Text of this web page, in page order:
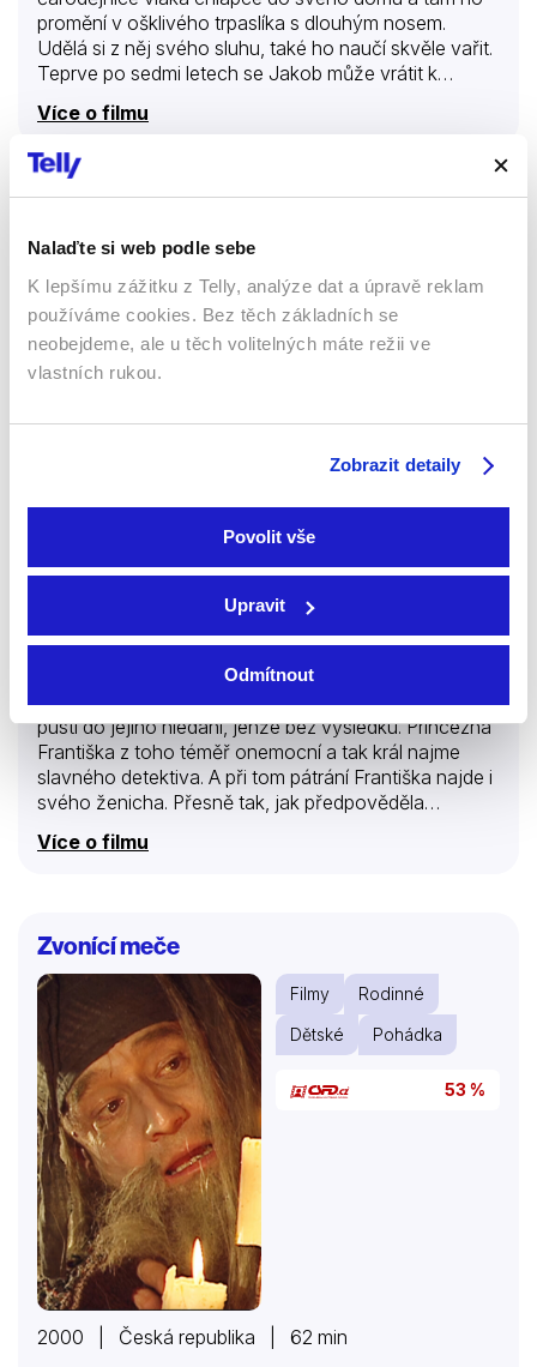
Nalaďte si web podle sebe
K lepšímu zážitku z Telly, analýze dat a úpravě reklam
používáme cookies. Bez těch základních se
neobejdeme, ale u těch volitelných máte režii ve
vlastních rukou.
Zobrazit detaily
Povolit vše
Upravit
Odmítnout
promění v ošklivého trpaslíka s dlouhým nosem.
Udělá si z něj svého sluhu, také ho naučí skvěle vařit.
Teprve po sedmi letech se Jakob může vrátit k
najde práci jako kuchař na zámku vévody Aloise,
který je jeho kuchařskými výtvory naprosto nadšen.
Najde tam spřízněnou duši – je to husa Mimi, která se
stane jeho nerozlučnou kamarádkou. Vévoda Alois
svatební jídlo si urozený pár objednal Jacobovu
zvláštní paštiku. Čarodějnice ho naučila dávat do
paštiky zvláštní…
Více o filmu
Dětské
1983 | Československo | 38 min
Krásná princezna si zamiluje černou kočku Jůru,
kterou jí přinesla stařenka z chaloupky. Kočička se
však jednoho dne někam zaběhne. Celé království se
pustí do jejího hledání, jenže bez výsledku. Princezna
Františka z toho téměř onemocní a tak král najme
slavného detektiva. A při tom pátrání Františka najde i
svého ženicha. Přesně tak, jak předpověděla
královská babička… Televizní pohádka podle námětu
Karla Čapka byla natočena v roce 1983 a zahráli si v
Více o filmu
Zvonící meče
Filmy
Rodinné
Dětské
Pohádka
53 %
2000 | Česká republika | 62 min